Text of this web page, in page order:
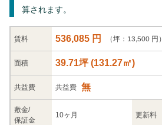
算されます。
賃料 536,085 円 （坪：13,500 円）
面積 39.71坪(131.27㎡)
共益費 共益費 無
敷金/
保証金
10ヶ月 更新料